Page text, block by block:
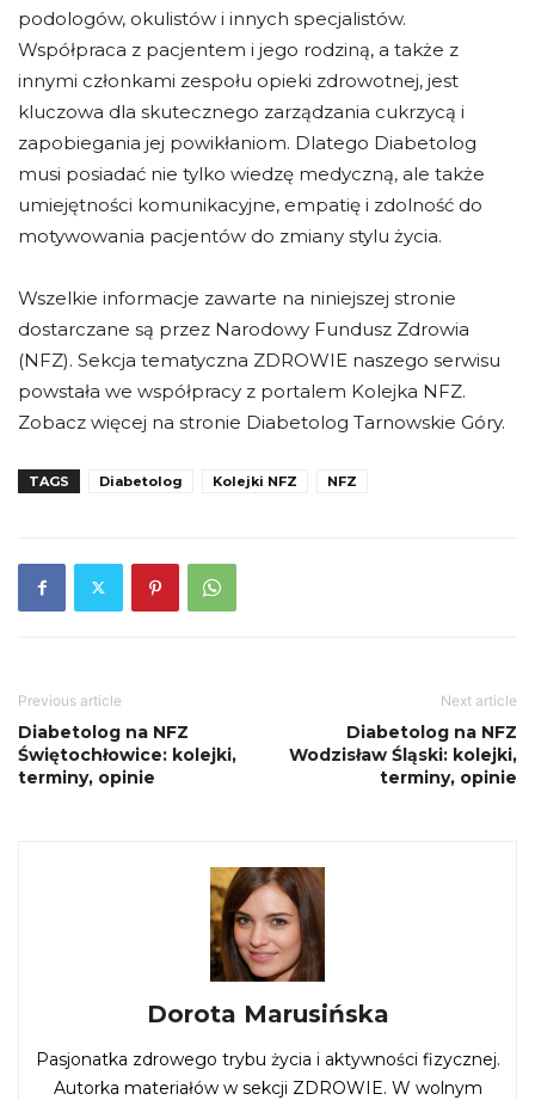
podologów, okulistów i innych specjalistów.
Współpraca z pacjentem i jego rodziną, a także z
innymi członkami zespołu opieki zdrowotnej, jest
kluczowa dla skutecznego zarządzania cukrzycą i
zapobiegania jej powikłaniom. Dlatego Diabetolog
musi posiadać nie tylko wiedzę medyczną, ale także
umiejętności komunikacyjne, empatię i zdolność do
motywowania pacjentów do zmiany stylu życia.
Wszelkie informacje zawarte na niniejszej stronie
dostarczane są przez Narodowy Fundusz Zdrowia
(NFZ). Sekcja tematyczna ZDROWIE naszego serwisu
powstała we współpracy z portalem Kolejka NFZ.
Zobacz więcej na stronie Diabetolog Tarnowskie Góry.
TAGS Diabetolog Kolejki NFZ NFZ
Previous article
Diabetolog na NFZ
Świętochłowice: kolejki,
terminy, opinie
Next article
Diabetolog na NFZ
Wodzisław Śląski: kolejki,
terminy, opinie
Dorota Marusińska
Pasjonatka zdrowego trybu życia i aktywności fizycznej.
Autorka materiałów w sekcji ZDROWIE. W wolnym